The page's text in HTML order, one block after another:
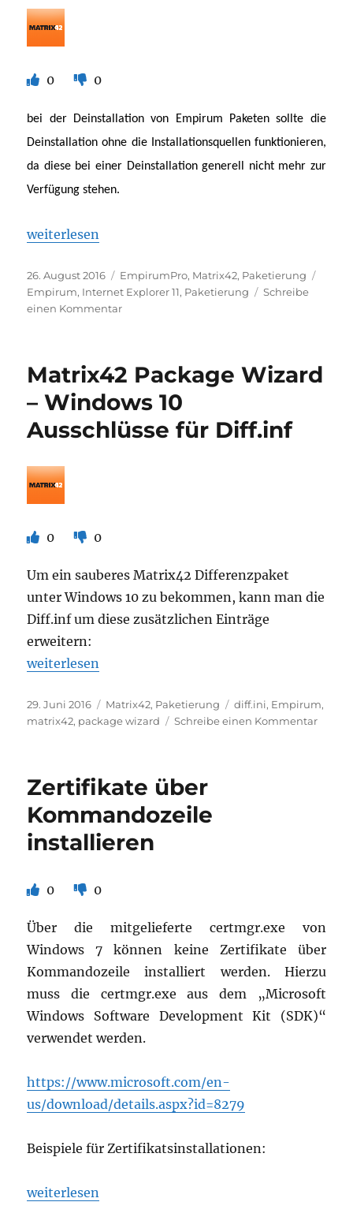
0 0
bei der Deinstallation von Empirum Paketen sollte die
Deinstallation ohne die Installationsquellen funktionieren,
da diese bei einer Deinstallation generell nicht mehr zur
Verfügung stehen.
„Deinstallation von MSU Dateien die keine KB
weiterlesen
Veröffentlicht
am
26. August 2016 Kategorien
EmpirumPro, Matrix42, Paketierung
Empirum, Internet Explorer 11, Paketierung
Schreibe
einen Kommentarzu
Dateien
keine
KB
Nummer
Matrix42 Package Wizard
– Windows 10
Ausschlüsse für Diff.inf
0 0
Um ein sauberes Matrix42 Differenzpaket
unter Windows 10 zu bekommen, kann man die
Diff.inf um diese zusätzlichen Einträge
erweitern:
„Matrix42 Package Wizard – Windows 10
weiterlesen
Veröffentlicht
am
29. Juni 2016 Kategorien
Matrix42, Paketierung Schlagwörter
diff.ini, Empirum,
matrix42, package wizard Schreibe einen Kommentarzu
Zertifikate über
Kommandozeile
installieren
0 0
Über die mitgelieferte certmgr.exe von
Windows 7 können keine Zertifikate über
Kommandozeile installiert werden. Hierzu
muss die certmgr.exe aus dem „Microsoft
Windows Software Development Kit (SDK)“
verwendet werden.
https://www.microsoft.com/en-
us/download/details.aspx?id=8279
Beispiele für Zertifikatsinstallationen:
„Zertifikate über Kommandozeile installieren“
weiterlesen